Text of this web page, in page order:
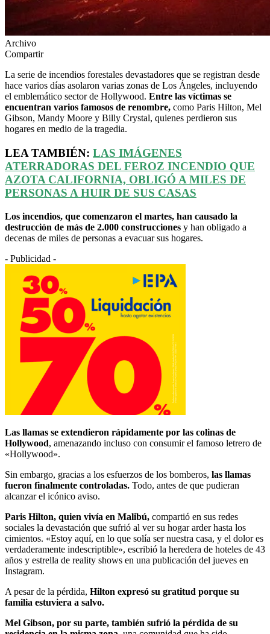
Archivo
Compartir
La serie de incendios forestales devastadores que se registran desde
hace varios días asolaron varias zonas de Los Ángeles, incluyendo
el emblemático sector de Hollywood. Entre las víctimas se
encuentran varios famosos de renombre, como Paris Hilton, Mel
Gibson, Mandy Moore y Billy Crystal, quienes perdieron sus
hogares en medio de la tragedia.
LEA TAMBIÉN: LAS IMÁGENES
ATERRADORAS DEL FEROZ INCENDIO QUE
AZOTA CALIFORNIA, OBLIGÓ A MILES DE
PERSONAS A HUIR DE SUS CASAS
Los incendios, que comenzaron el martes, han causado la
destrucción de más de 2.000 construcciones y han obligado a
decenas de miles de personas a evacuar sus hogares.
- Publicidad -
Las llamas se extendieron rápidamente por las colinas de
Hollywood, amenazando incluso con consumir el famoso letrero de
«Hollywood».
Sin embargo, gracias a los esfuerzos de los bomberos, las llamas
fueron finalmente controladas. Todo, antes de que pudieran
alcanzar el icónico aviso.
Paris Hilton, quien vivía en Malibú, compartió en sus redes
sociales la devastación que sufrió al ver su hogar arder hasta los
cimientos. «Estoy aquí, en lo que solía ser nuestra casa, y el dolor es
verdaderamente indescriptible», escribió la heredera de hoteles de 43
años y estrella de reality shows en una publicación del jueves en
Instagram.
A pesar de la pérdida, Hilton expresó su gratitud porque su
familia estuviera a salvo.
Mel Gibson, por su parte, también sufrió la pérdida de su